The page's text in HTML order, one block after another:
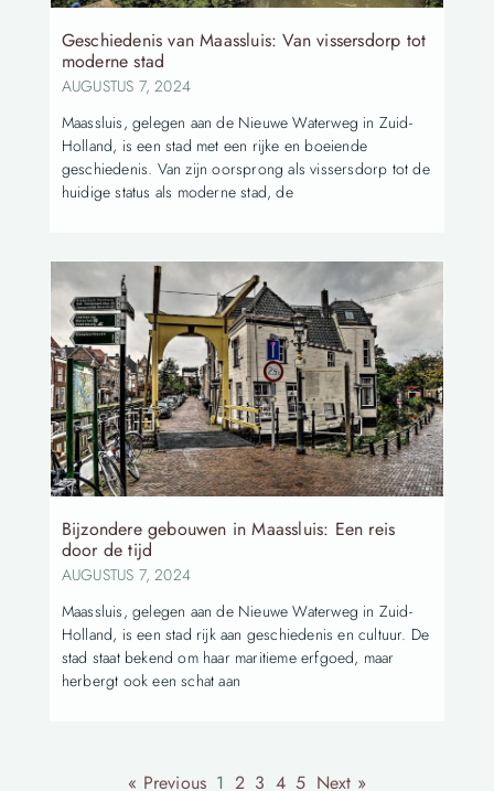
Geschiedenis van Maassluis: Van vissersdorp tot
moderne stad
AUGUSTUS 7, 2024
Maassluis, gelegen aan de Nieuwe Waterweg in Zuid-
Holland, is een stad met een rijke en boeiende
geschiedenis. Van zijn oorsprong als vissersdorp tot de
huidige status als moderne stad, de
Bijzondere gebouwen in Maassluis: Een reis
door de tijd
AUGUSTUS 7, 2024
Maassluis, gelegen aan de Nieuwe Waterweg in Zuid-
Holland, is een stad rijk aan geschiedenis en cultuur. De
stad staat bekend om haar maritieme erfgoed, maar
herbergt ook een schat aan
« Previous 1 2 3 4 5 Next »